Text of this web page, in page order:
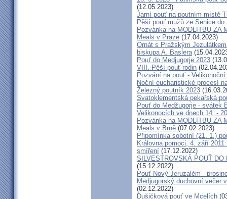
(12.05.2023)
Jarní pouť na poutním místě
Pěší pouť mužů ze Senice do
Pozvánka na MODLITBU ZA
Meals v Praze (17.04.2023)
Ornát s Pražským
biskupa A. Baslera
Pouť do Medjugorje 2023
VIII. Pěší pouť rodin
Pozvání na pouť -
Noční eucharistické procesí
Železný poutník 2023
Svatoklementská pekařská
Pouť do Medžugorje - svátek
Velikonocích ve dnech 14. -
Pozvánka na MODLITBU ZA
Meals v Brně (07.02.2023)
Připomínka sobotní (21. 1.)
Královna pomoci, 4. září
smíření (17.12.2022)
SILVESTROVSKÁ POUŤ DO
(15.12.2022)
Pouť Nový Jeruzalém -
Medjugorský duchovní večer
(02.12.2022)
Dušičková pouť ve Mcelích